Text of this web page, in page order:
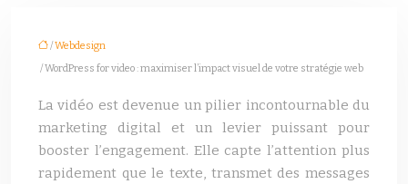
/Webdesign
/ WordPress for video : maximiser l’impact visuel de votre stratégie web
La vidéo est devenue un pilier incontournable du
marketing digital et un levier puissant pour
booster l’engagement. Elle capte l’attention plus
rapidement que le texte, transmet des messages